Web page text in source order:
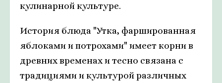
кулинарной культуре.
История блюда "Утка, фаршированная
яблоками и потрохами" имеет корни в
древних временах и тесно связана с
традициями и культурой различных